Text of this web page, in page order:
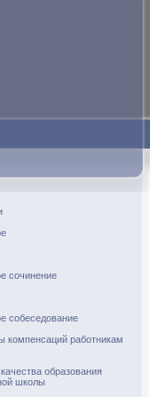
сочинение
собеседование
компенсаций работникам
образования
школы